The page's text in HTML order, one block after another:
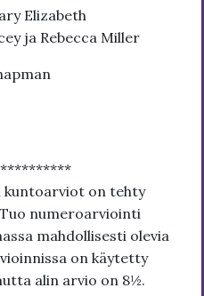
Elizabeth
ja Rebecca Miller
kuntoarviot on tehty
numeroarviointi
mahdollisesti olevia
on käytetty
alin arvio on 8½.